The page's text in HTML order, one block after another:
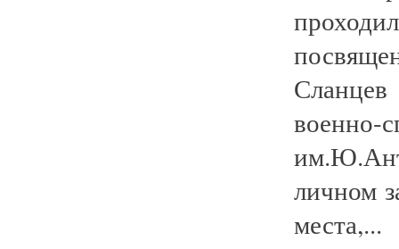
личном
места,...